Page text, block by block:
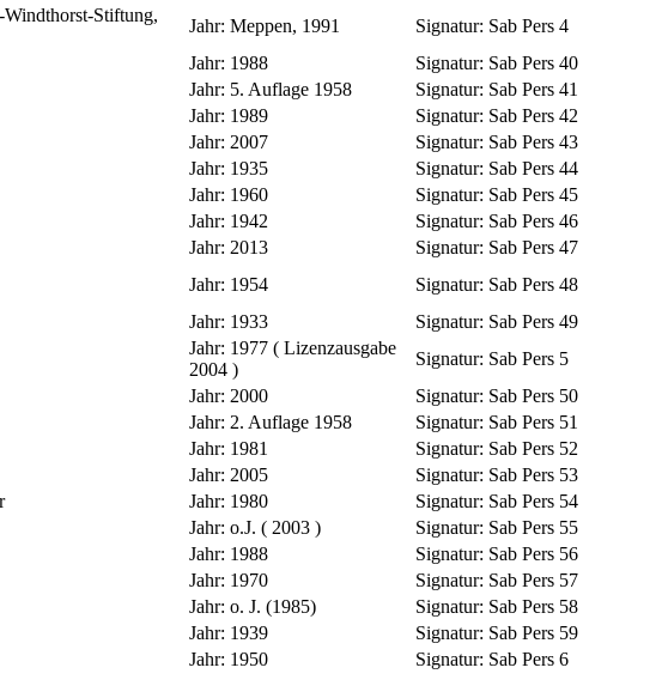
Stiftung,
Jahr: Meppen, 1991 Signatur: Sab Pers 4
Jahr: 1988 Signatur: Sab Pers 40
Jahr: 5. Auflage 1958 Signatur: Sab Pers 41
Jahr: 1989 Signatur: Sab Pers 42
Jahr: 2007 Signatur: Sab Pers 43
Jahr: 1935 Signatur: Sab Pers 44
Jahr: 1960 Signatur: Sab Pers 45
Jahr: 1942 Signatur: Sab Pers 46
Jahr: 2013 Signatur: Sab Pers 47
Jahr: 1954 Signatur: Sab Pers 48
Jahr: 1933 Signatur: Sab Pers 49
Jahr: 1977 ( Lizenzausgabe
2004 )
Signatur: Sab Pers 5
Jahr: 2000 Signatur: Sab Pers 50
Jahr: 2. Auflage 1958 Signatur: Sab Pers 51
Jahr: 1981 Signatur: Sab Pers 52
Jahr: 2005 Signatur: Sab Pers 53
Jahr: 1980 Signatur: Sab Pers 54
Jahr: o.J. ( 2003 ) Signatur: Sab Pers 55
Jahr: 1988 Signatur: Sab Pers 56
Jahr: 1970 Signatur: Sab Pers 57
Jahr: o. J. (1985) Signatur: Sab Pers 58
Jahr: 1939 Signatur: Sab Pers 59
Jahr: 1950 Signatur: Sab Pers 6